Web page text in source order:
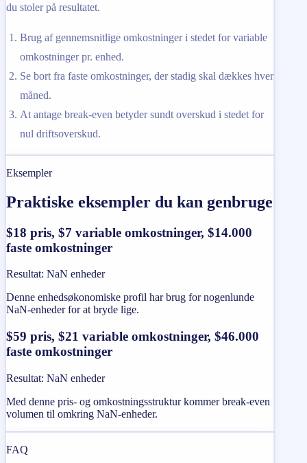
du stoler på resultatet.
Brug af gennemsnitlige omkostninger i stedet for variable
omkostninger pr. enhed.
Se bort fra faste omkostninger, der stadig skal dækkes hver
måned.
At antage break-even betyder sundt overskud i stedet for
nul driftsoverskud.
Eksempler
Praktiske eksempler du kan genbruge
$18 pris, $7 variable omkostninger, $14.000
faste omkostninger
Resultat: NaN enheder
Denne enhedsøkonomiske profil har brug for nogenlunde
NaN-enheder for at bryde lige.
$59 pris, $21 variable omkostninger, $46.000
faste omkostninger
Resultat: NaN enheder
Med denne pris- og omkostningsstruktur kommer break-even
volumen til omkring NaN-enheder.
FAQ